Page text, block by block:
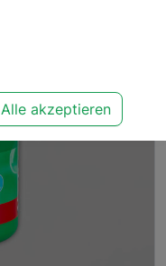
Alle akzeptieren